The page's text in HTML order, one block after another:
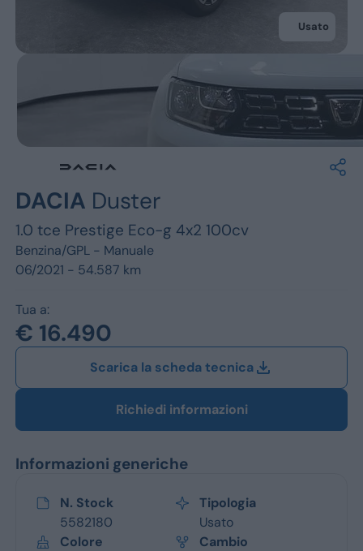
Jeep
Dacia
Renault
Vedi tutti i marchi
Usato
DACIA Duster
1.0 tce Prestige Eco-g 4x2 100cv
Benzina/GPL - Manuale
06/2021 - 54.587 km
Tua a:
€ 16.490
Scarica la scheda tecnica
Richiedi informazioni
Informazioni generiche
N. Stock
5582180
Tipologia
Usato
Colore
Cambio